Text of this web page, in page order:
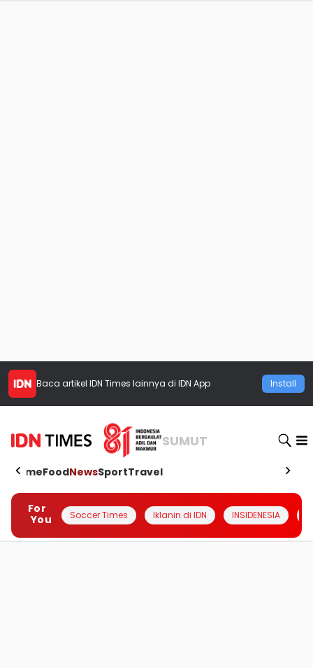
Baca artikel IDN Times lainnya di IDN App Install
SUMUT
HomeFoodNewsSportTravel
For
You
Soccer Times Iklanin di IDN INSIDENESIA